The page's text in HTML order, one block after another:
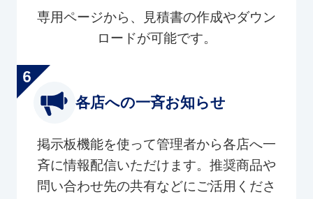
専用ページから、見積書の作成やダウン
ロードが可能です。
各店への一斉お知らせ
掲示板機能を使って管理者から各店へ一
斉に情報配信いただけます。推奨商品や
問い合わせ先の共有などにご活用くださ